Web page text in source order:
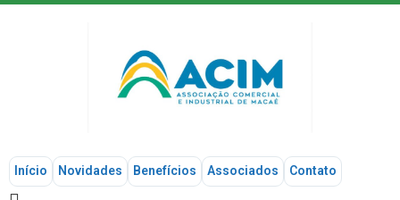
Início Novidades Benefícios Associados Contato